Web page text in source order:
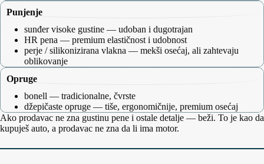
Punjenje
sunđer visoke gustine — udoban i dugotrajan
HR pena — premium elastičnost i udobnost
perje / silikonizirana vlakna — mekši osećaj, ali zahtevaju
oblikovanje
Opruge
bonell — tradicionalne, čvrste
džepičaste opruge — tiše, ergonomičnije, premium osećaj
Ako prodavac ne zna gustinu pene i ostale detalje — beži. To je kao da
kupuješ auto, a prodavac ne zna da li ima motor.